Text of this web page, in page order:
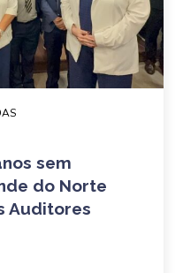
sem
do Norte
Auditores